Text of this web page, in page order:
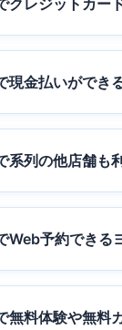
クレジットカー
現金払いができ
系列の他店舗も
Web予約できる
無料体験や無料